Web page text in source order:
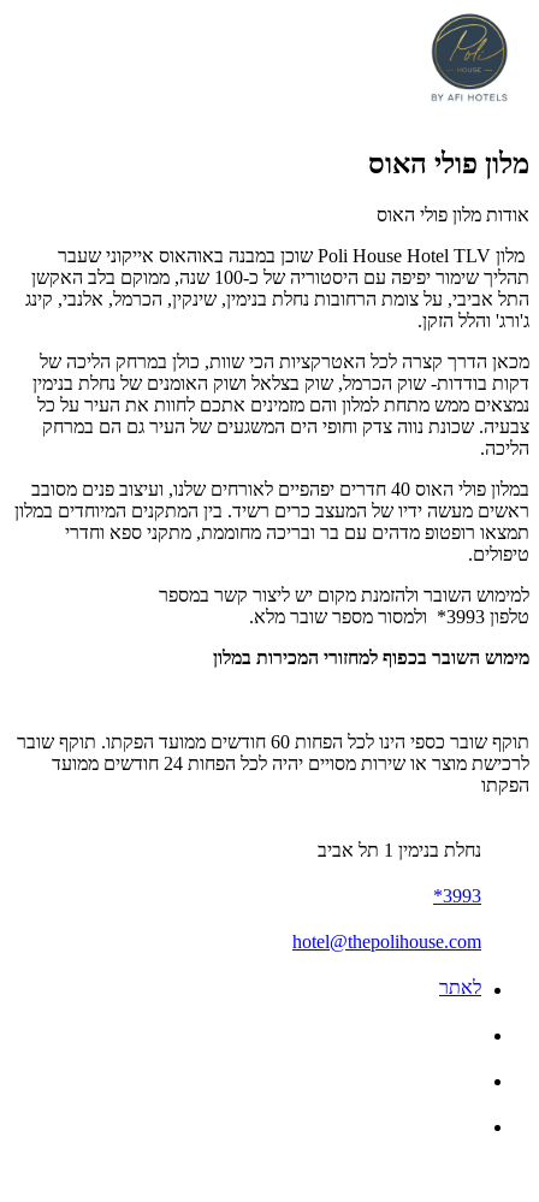
מלון פולי האוס
אודות מלון פולי האוס
מלון Poli House Hotel TLV שוכן במבנה באוהאוס אייקוני שעבר
תהליך שימור יפיפה עם היסטוריה של כ-100 שנה, ממוקם בלב האקשן
התל אביבי, על צומת הרחובות נחלת בנימין, שינקין, הכרמל, אלנבי, קינג
ג'ורג' והלל הזקן.
מכאן הדרך קצרה לכל האטרקציות הכי שוות, כולן במרחק הליכה של
דקות בודדות- שוק הכרמל, שוק בצלאל ושוק האומנים של נחלת בנימין
נמצאים ממש מתחת למלון והם מזמינים אתכם לחוות את העיר על כל
צבעיה. שכונת נווה צדק וחופי הים המשגעים של העיר גם הם במרחק
הליכה.
במלון פולי האוס 40 חדרים יפהפיים לאורחים שלנו, ועיצוב פנים מסובב
ראשים מעשה ידיו של המעצב כרים רשיד. בין המתקנים המיוחדים במלון
תמצאו רופטופ מדהים עם בר ובריכה מחוממת, מתקני ספא וחדרי
טיפולים.
למימוש השובר ולהזמנת מקום יש ליצור קשר במספר
טלפון 3993* ולמסור מספר שובר מלא.
מימוש השובר בכפוף למחזורי המכירות במלון
תוקף שובר כספי הינו לכל הפחות 60 חודשים ממועד הפקתו. תוקף שובר
לרכישת מוצר או שירות מסויים יהיה לכל הפחות 24 חודשים ממועד
הפקתו
נחלת בנימין 1 תל אביב
3993*
hotel@thepolihouse.com
לאתר